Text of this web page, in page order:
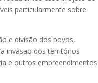
particularmente sobre
e divisão dos povos,
invasão dos territórios
e outros empreendimentos